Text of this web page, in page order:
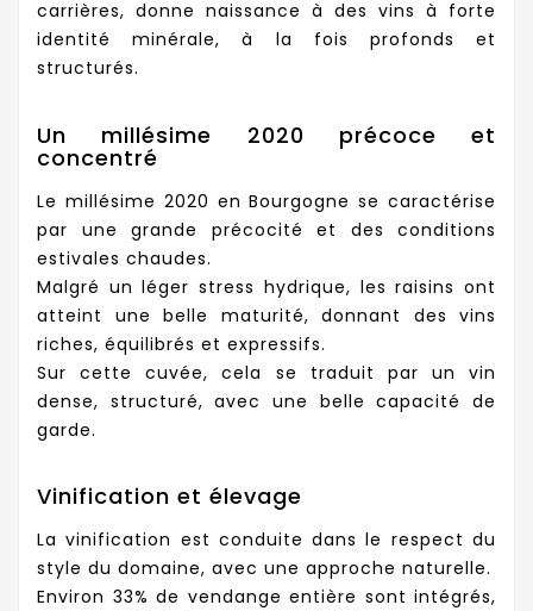
carrières, donne naissance à des vins à forte
identité minérale, à la fois profonds et
structurés.
Un millésime 2020 précoce et
concentré
Le millésime 2020 en Bourgogne se caractérise
par une grande précocité et des conditions
estivales chaudes.
Malgré un léger stress hydrique, les raisins ont
atteint une belle maturité, donnant des vins
riches, équilibrés et expressifs.
Sur cette cuvée, cela se traduit par un vin
dense, structuré, avec une belle capacité de
garde.
Vinification et élevage
La vinification est conduite dans le respect du
style du domaine, avec une approche naturelle.
Environ 33% de vendange entière sont intégrés,